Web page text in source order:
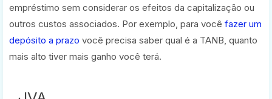
empréstimo sem considerar os efeitos da capitalização ou
outros custos associados. Por exemplo, para você fazer um
depósito a prazo você precisa saber qual é a TANB, quanto
mais alto tiver mais ganho você terá.